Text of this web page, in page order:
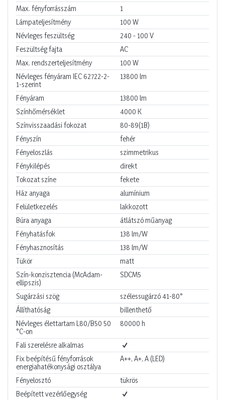
Max. fényforrásszám
1
Lámpateljesítmény
100 W
Névleges feszültség
240 - 100 V
Feszültség fajta
AC
Max. rendszerteljesítmény
100 W
Névleges fényáram IEC 62722-2-
1-szerint
13800 lm
Fényáram 13800 lm
Színhőmérséklet
4000 K
Színvisszaadási fokozat
80-89(1B)
Fényszín
fehér
Fényeloszlás
szimmetrikus
Fénykilépés
direkt
Tokozat színe
fekete
Ház anyaga
alumínium
Felületkezelés
lakkozott
Búra anyaga
átlátszó műanyag
Fényhatásfok
138 lm/W
Fényhasznosítás
138 lm/W
Tükör
matt
Szín-konzisztencia (McAdam-
ellipszis)
SDCM5
Sugárzási szög
szélessugárzó 41-80°
Állíthatóság
billenthető
Névleges élettartam L80/B50 50
°C-on
80000 h
Fali szerelésre alkalmas
Fix beépítésű fényforrások
energiahatékonysági osztálya
A++, A+, A (LED)
Fényelosztó
tükrös
Beépített vezérlőegység